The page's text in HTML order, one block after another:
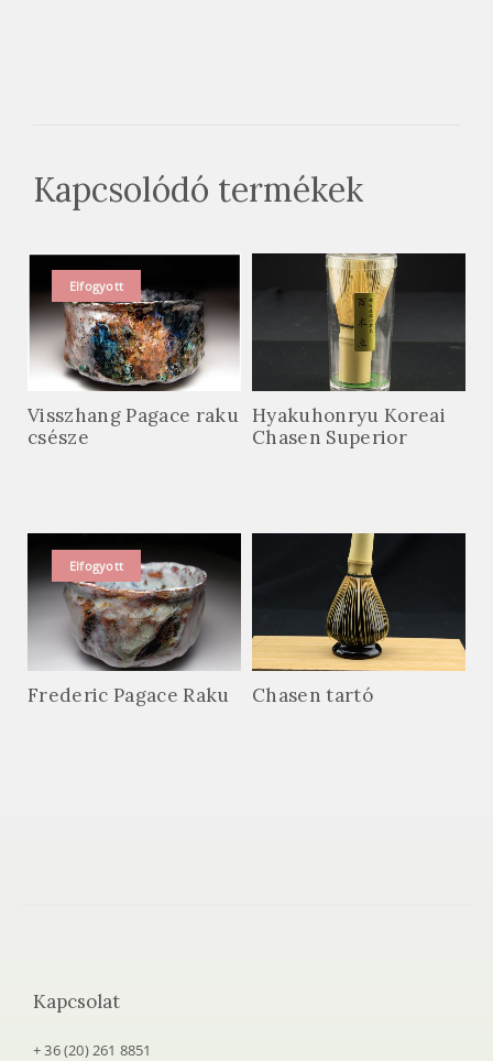
Kapcsolódó termékek
Elfogyott
Visszhang Pagace raku
csésze
Hyakuhonryu Koreai
Chasen Superior
Elfogyott
Frederic Pagace Raku Chasen tartó
Kapcsolat
+ 36 (20) 261 8851